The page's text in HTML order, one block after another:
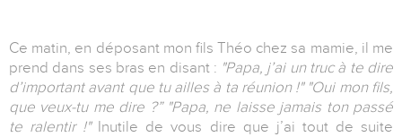
Ce matin, en déposant mon fils Théo chez sa mamie, il me
prend dans ses bras en disant : "Papa, j’ai un truc à te dire
d’important avant que tu ailles à ta réunion !" "Oui mon fils,
que veux-tu me dire ?” "Papa, ne laisse jamais ton passé
te ralentir !"Inutile de vous dire que j’ai tout de suite